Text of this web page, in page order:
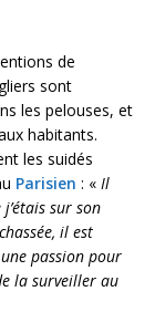
de
sont
les pelouses, et
habitants.
les suidés
Parisien : « Il
sur son
il est
passion pour
la surveiller au